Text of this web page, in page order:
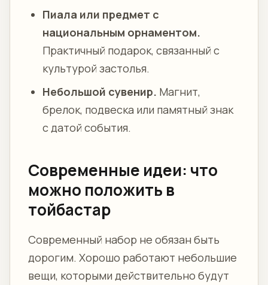
Пиала или предмет с
национальным орнаментом.
Практичный подарок, связанный с
культурой застолья.
Небольшой сувенир. Магнит,
брелок, подвеска или памятный знак
с датой события.
Современные идеи: что
можно положить в
тойбастар
Современный набор не обязан быть
дорогим. Хорошо работают небольшие
вещи, которыми действительно будут